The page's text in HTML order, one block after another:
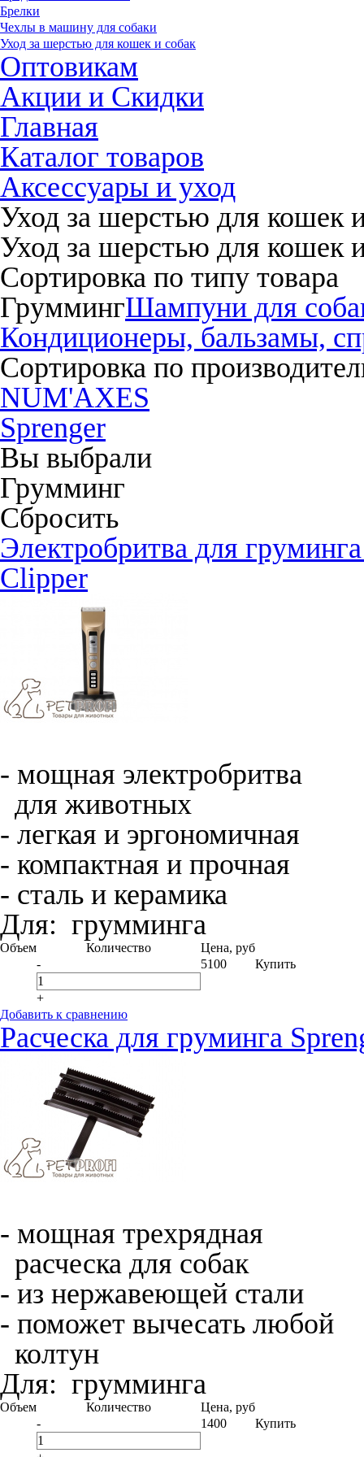
Брелки
Чехлы в машину для собаки
Уход за шерстью для кошек и собак
Оптовикам
Акции и Скидки
Главная
Каталог товаров
Аксессуары и уход
Уход за шерстью для кошек
Уход за шерстью для кошек
Сортировка по типу товара
ГруммингШампуни для
Кондиционеры, бальзамы,
Сортировка по
NUM'AXES
Sprenger
Вы выбрали
Грумминг
Сбросить
Электробритва для
Clipper
- мощная электробритва
для животных
- легкая и эргономичная
- компактная и прочная
- сталь и керамика
Для: грумминга
Объем Количество
Цена, руб
-
+
5100 Купить
Добавить к сравнению
Расческа для груминга
- мощная трехрядная
расческа для собак
- из нержавеющей стали
- поможет вычесать любой
колтун
Для: грумминга
Объем Количество
Цена, руб
-
1400 Купить